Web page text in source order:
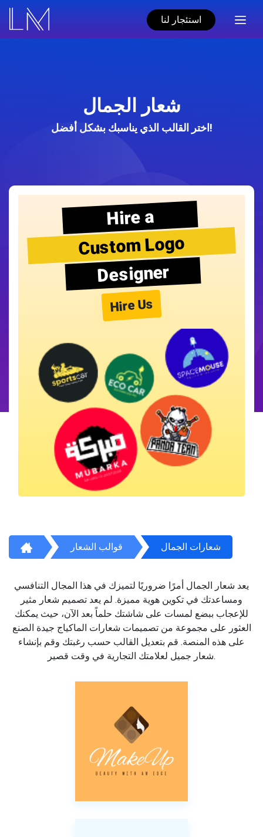
استئجار لنا
شعار الجمال
اختر القالب الذي يناسبك بشكل أفضل!
Hire a
Custom Logo
Designer
Hire Us
قوالب الشعار شعارات الجمال
يعد شعار الجمال أمرًا ضروريًا لتميزك في هذا المجال التنافسي
ومساعدتك في تكوين هوية مميزة. لم يعد تصميم شعار مثير
للإعجاب ببضع لمسات على شاشتك حلماً بعد الآن، حيث يمكنك
العثور على مجموعة من تصميمات شعارات الماكياج جيدة الصنع
على هذه المنصة. قم بتعديل القالب حسب رغبتك وقم بإنشاء
شعار جميل لعلامتك التجارية في وقت قصير.